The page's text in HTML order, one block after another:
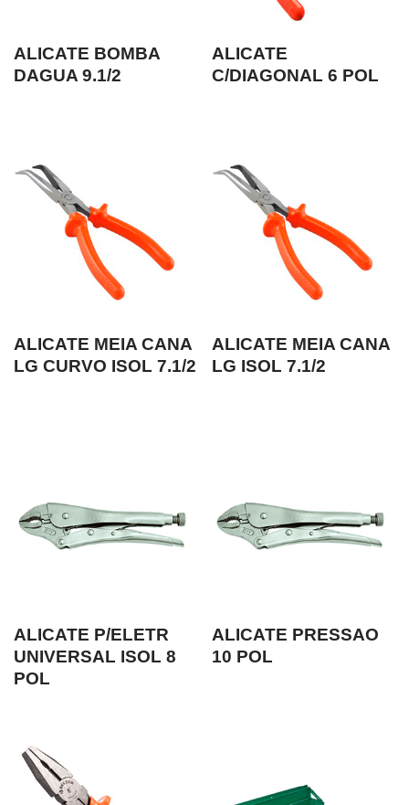
ALICATE BOMBA
DAGUA 9.1/2
ALICATE
C/DIAGONAL 6 POL
ALICATE MEIA CANA
LG CURVO ISOL 7.1/2
ALICATE MEIA CANA
LG ISOL 7.1/2
ALICATE P/ELETR
UNIVERSAL ISOL 8
POL
ALICATE PRESSAO
10 POL